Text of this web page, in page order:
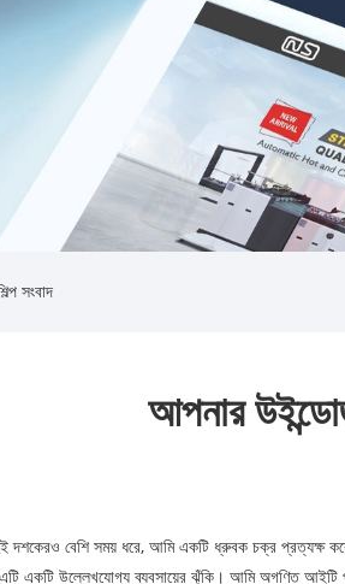
সংবাদ
আপনার
দশকেরও বেশি সময় ধরে, আমি একটি ধ্রুবক চক্র প্রত্যক্ষ
একটি উল্লেখযোগ্য ব্যবসায়ের ঝুঁকি। আমি অগণিত আইটি